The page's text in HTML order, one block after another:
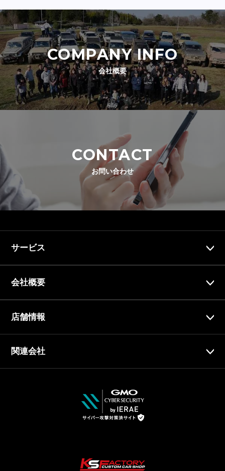
COMPANY INFO
会社概要
CONTACT
お問い合わせ
サービス
会社概要
店舗情報
関連会社